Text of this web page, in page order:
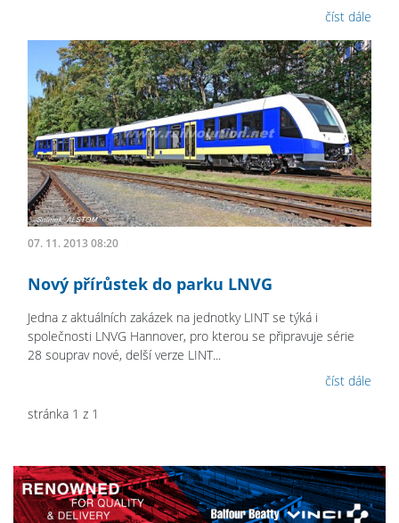
číst dále
07. 11. 2013 08:20
Nový přírůstek do parku LNVG
Jedna z aktuálních zakázek na jednotky LINT se týká i
společnosti LNVG Hannover, pro kterou se připravuje série
28 souprav nové, delší verze LINT...
číst dále
stránka 1 z 1